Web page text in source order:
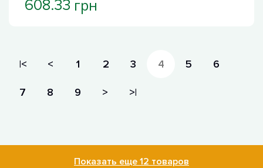
608.33 грн
|< < 1 2 3 4 5 6
7 8 9 > >|
Показать еще 12 товаров